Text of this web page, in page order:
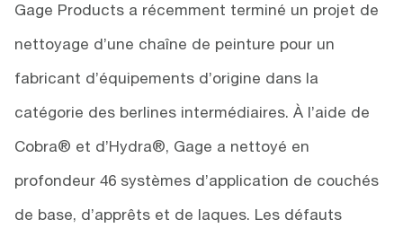
Gage Products a récemment terminé un projet de
nettoyage d’une chaîne de peinture pour un
fabricant d’équipements d’origine dans la
catégorie des berlines intermédiaires. À l’aide de
Cobra® et d’Hydra®, Gage a nettoyé en
profondeur 46 systèmes d’application de couchés
de base, d’apprêts et de laques. Les défauts